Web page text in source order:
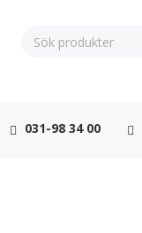
031-98 34 00